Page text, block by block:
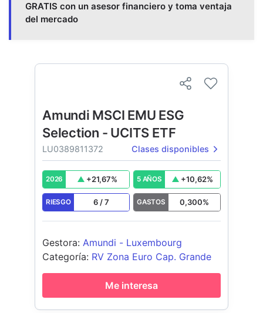
GRATIS con un asesor financiero y toma ventaja
del mercado
Amundi MSCI EMU ESG
Selection - UCITS ETF
LU0389811372 Clases disponibles
2026 +21,67% 5 AÑOS +10,62%
RIESGO 6 /7 GASTOS 0,300%
Gestora: Amundi - Luxembourg
Categoría: RV Zona Euro Cap. Grande
Me interesa